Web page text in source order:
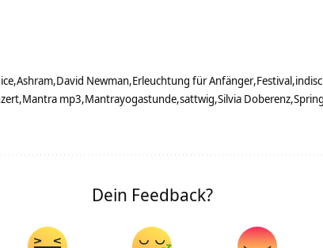
Ashram David Newman Erleuchtung für Anfänger Festival
Mantra mp3 Mantrayogastunde sattwig Silvia Doberenz Spring
Dein Feedback?